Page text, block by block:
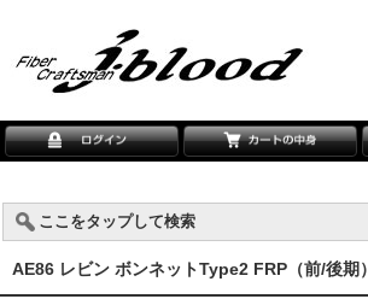
ここをタップして検索
AE86 レビン ボンネットType2 FRP（前/後期）